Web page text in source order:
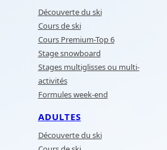
Découverte du ski
Cours de ski
Cours Premium-Top 6
Stage snowboard
Stages multiglisses ou multi-
activités
Formules week-end
ADULTES
Découverte du ski